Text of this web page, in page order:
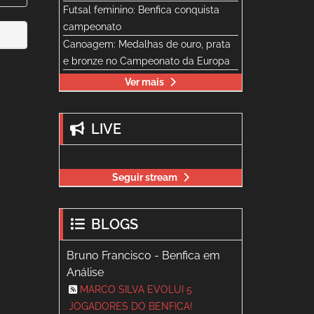
Futsal feminino: Benfica conquista
campeonato
Canoagem: Medalhas de ouro, prata
e bronze no Campeonato da Europa
Ver mais
LIVE
Seguir stream
BLOGS
Bruno Francisco - Benfica em
Análise
MARCO SILVA EVOLUI 5
JOGADORES DO BENFICA!